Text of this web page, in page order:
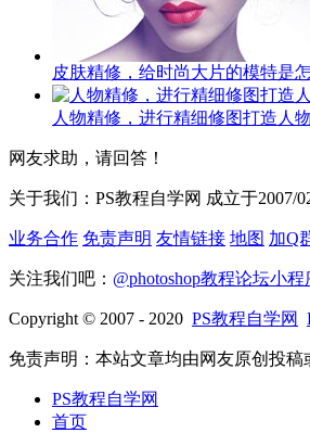
皮肤精修，给时尚大片的模特是
人物精修，进行精细修图打造人
网友求助，请回答！
关于我们：PS教程自学网 成立于2007/
业务合作 免责声明 友情链接 地图 加Q
关注我们吧： @photoshop教程论坛小程
Copyright © 2007 - 2020 PS教程自学网
免责声明：本站文章均由网友原创投
PS教程自学网
首页